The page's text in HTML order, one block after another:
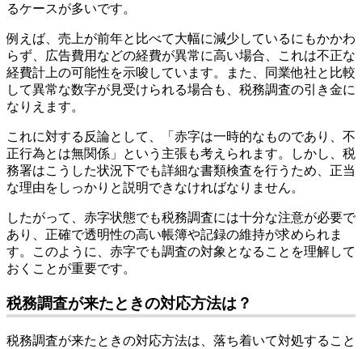
るケースが多いです。
例えば、売上が前年と比べて大幅に減少しているにもかかわ
らず、広告費用などの経費が異常に高い場合、これは不正な
経費計上の可能性を示唆しています。また、同業他社と比較
して異常な数字が見受けられる場合も、税務調査の引き金に
なりえます。
これに対する反論として、「赤字は一時的なものであり、不
正行為とは無関係」という主張も考えられます。しかし、税
務署はこうした状況下でも詳細な書類検査を行うため、正当
な理由をしっかりと説明できなければなりません。
したがって、赤字状態でも税務調査には十分な注意が必要で
あり、正確で透明性の高い帳簿や記録の維持が求められま
す。このように、赤字でも調査の対象となることを理解して
おくことが重要です。
税務調査が来たときの対応方法は？
税務調査が来たときの対応方法は、落ち着いて対処すること